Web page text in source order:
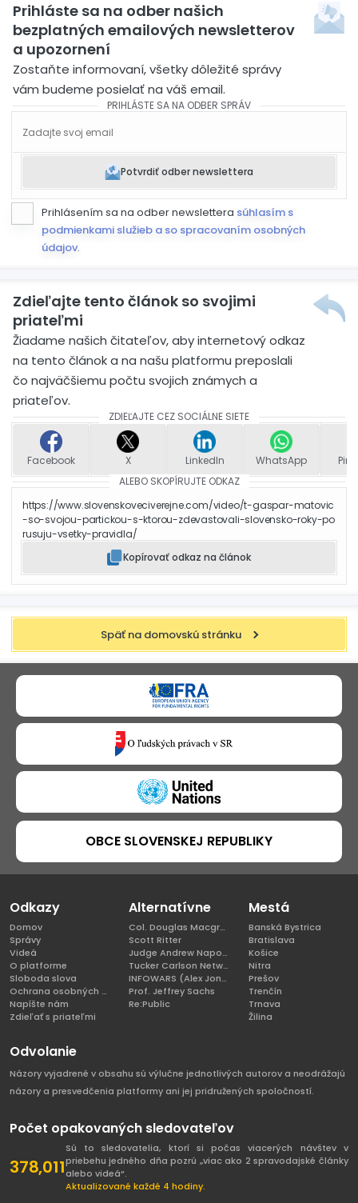
Prihláste sa na odber našich
bezplatných emailových newsletterov
a upozornení
Zostaňte informovaní, všetky dôležité správy
vám budeme posielať na váš email.
PRIHLÁSTE SA NA ODBER SPRÁV
Potvrdiť odber newslettera
Prihlásením sa na odber newslettera súhlasím s
podmienkami služieb a so spracovaním osobných
údajov.
Zdieľajte tento článok so svojimi
priateľmi
Žiadame našich čitateľov, aby internetový odkaz
na tento článok a na našu platformu preposlali
čo najväčšiemu počtu svojich známych a
priateľov.
ZDIEĽAJTE CEZ SOCIÁLNE SIETE
Facebook X LinkedIn WhatsApp
ALEBO SKOPÍRUJTE ODKAZ
https://www.slovenskoveciverejne.com/video/t-gaspar-matovic
-so-svojou-partickou-s-ktorou-zdevastovali-slovensko-roky-po
rusuju-vsetky-pravidla/
Kopírovať odkaz na článok
Späť na domovskú stránku
OBCE SLOVENSKEJ REPUBLIKY
Odkazy
Domov
Správy
Videá
O platforme
Sloboda slova
Ochrana osobných údajov
Napíšte nám
Zdieľať s priateľmi
Alternatívne
Col. Douglas Macgregor, Ph.D
Scott Ritter
Judge Andrew Napolitano
Tucker Carlson Network
INFOWARS (Alex Jones)
Prof. Jeffrey Sachs
Re:Public
Mestá
Banská Bystrica
Bratislava
Košice
Nitra
Prešov
Trenčín
Trnava
Žilina
Odvolanie
Názory vyjadrené v obsahu sú výlučne jednotlivých autorov a neodrážajú
názory a presvedčenia platformy ani jej pridružených spoločností.
Počet opakovaných sledovateľov
378,011
Sú to sledovatelia, ktorí si počas viacerých návštev v
priebehu jedného dňa pozrú „viac ako 2 spravodajské články
alebo videá“.
Aktualizované každé 4 hodiny.